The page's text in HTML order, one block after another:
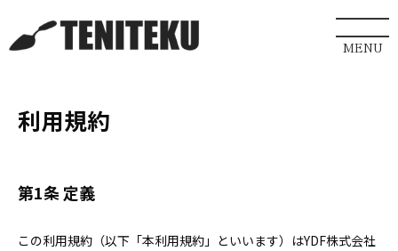
利用規約
第1条 定義
この利用規約（以下「本利用規約」といいます）はYDF株式会社